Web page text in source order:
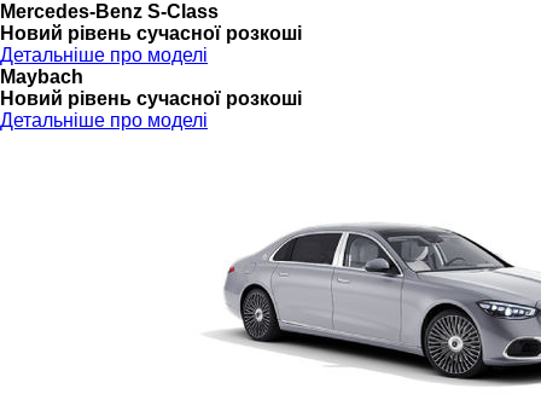
Mercedes-Benz S-Class
Новий рівень сучасної розкоші
Детальніше про моделі
Maybach
Новий рівень сучасної розкоші
Детальніше про моделі